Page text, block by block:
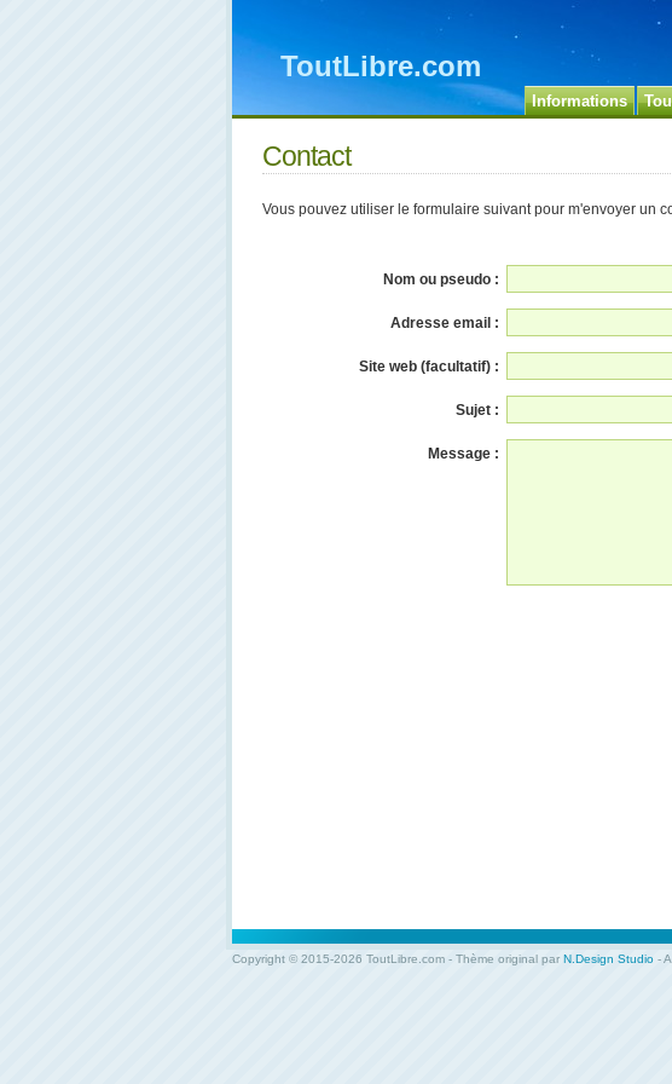
ToutLibre.com
Informations
Contact
Vous pouvez utiliser le formulaire suivant pour m'envoyer un
Nom ou pseudo :
Adresse email :
Site web (facultatif) :
Sujet :
Message :
Copyright © 2015-2026 ToutLibre.com - Thème original par N.Design Studio -